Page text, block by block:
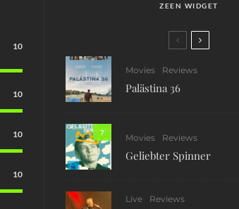
10
10
10
10
ZEEN WIDGET
Movies Reviews
Palästina 36
7
Movies Reviews
Geliebter Spinner
Live Reviews